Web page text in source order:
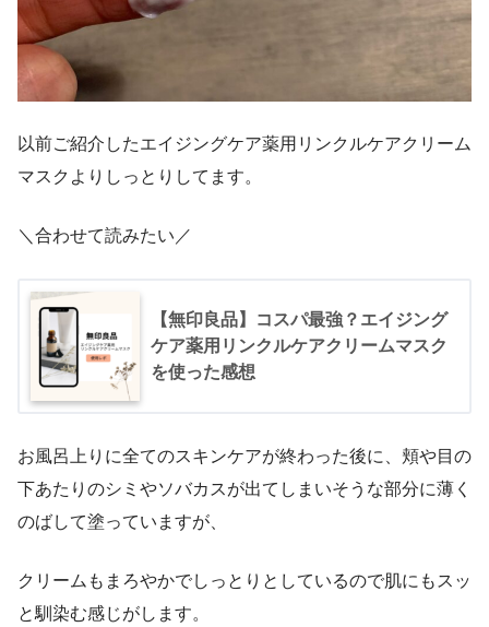
以前ご紹介したエイジングケア薬用リンクルケアクリーム
マスクよりしっとりしてます。
＼合わせて読みたい／
【無印良品】コスパ最強？エイジング
ケア薬用リンクルケアクリームマスク
を使った感想
お風呂上りに全てのスキンケアが終わった後に、頬や目の
下あたりのシミやソバカスが出てしまいそうな部分に薄く
のばして塗っていますが、
クリームもまろやかでしっとりとしているので肌にもスッ
と馴染む感じがします。